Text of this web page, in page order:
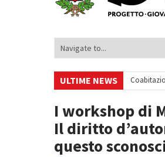
ULTIME NEWS
europeo a Padova •
I workshop di
Il diritto
questo